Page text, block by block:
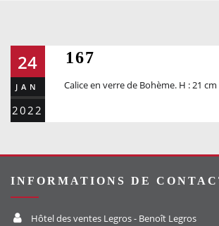
24
JAN
2022
167
Calice en verre de Bohème. H : 21 cm
INFORMATIONS DE
Hôtel des ventes Legros - Benoît Legros